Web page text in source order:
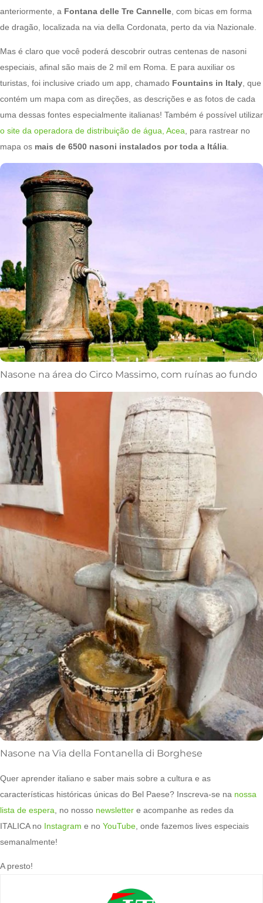
anteriormente, a Fontana delle Tre Cannelle , com bicas em forma
de dragão, localizada na via della Cordonata, perto da via Nazionale.
Mas é claro que você poderá descobrir outras centenas de nasoni
especiais, afinal são mais de 2 mil em Roma. E para auxiliar os
turistas, foi inclusive criado um app, chamado Fountains in Italy , que
contém um mapa com as direções, as descrições e as fotos de cada
uma dessas fontes especialmente italianas! Também é possível utilizar
o site da operadora de distribuição de água, Acea , para rastrear no
mapa os mais de 6500 nasoni instalados por toda a Itália
Nasone na área do Circo Massimo, com ruínas ao fundo
Nasone na Via della Fontanella di Borghese
Quer aprender italiano e saber mais sobre a cultura e as
características históricas únicas do Bel Paese? Inscreva-se na nossa
lista de espera, no nosso newsletter e acompanhe as redes da
ITALICA no Instagram e no YouTube, onde fazemos lives especiais
semanalmente!
A presto!